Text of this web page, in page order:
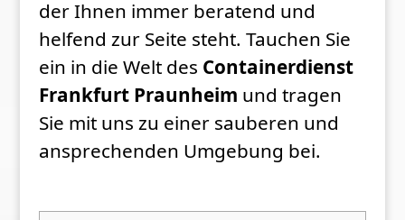
der Ihnen immer beratend und
helfend zur Seite steht. Tauchen Sie
ein in die Welt des Containerdienst
Frankfurt Praunheim und tragen
Sie mit uns zu einer sauberen und
ansprechenden Umgebung bei.